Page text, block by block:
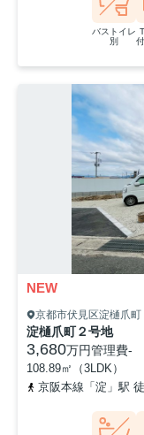
バストイレ
別
NEW
京都市伏見区淀樋爪町
淀樋爪町２号地
3,680万円管理費-
108.89㎡（3LDK）
京阪本線「淀」駅